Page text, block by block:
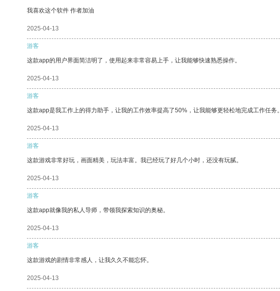
我喜欢这个软件 作者加油
2025-04-13
游客
这款app的用户界面简洁明了，使用起来非常容易上手，让我能够快速熟悉操作。
2025-04-13
游客
这款app是我工作上的得力助手，让我的工作效率提高了50%，让我能够更轻松地完成工作任务。
2025-04-13
游客
这款游戏非常好玩，画面精美，玩法丰富。我已经玩了好几个小时，还没有玩腻。
2025-04-13
游客
这款app就像我的私人导师，带领我探索知识的奥秘。
2025-04-13
游客
这款游戏的剧情非常感人，让我久久不能忘怀。
2025-04-13